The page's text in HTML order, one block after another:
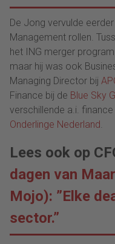
De Jong vervulde
Management rollen.
het ING merger
maar hij was ook
Managing Director bij
Finance bij de Blue Sky
verschillende a.i.
Onderlinge Nederland.
Lees ook op
dagen van
Mojo): ”Elke
sector.”